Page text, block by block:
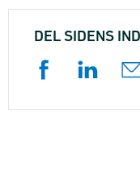
DEL SIDENS